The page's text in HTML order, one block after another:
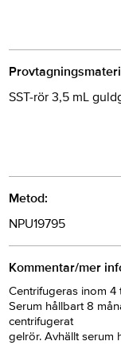
SST-rör 3,5 mL
Metod:
NPU19795
Kommentar/mer
Centrifugeras inom 4
Serum hållbart 8
centrifugerat
gelrör. Avhällt serum